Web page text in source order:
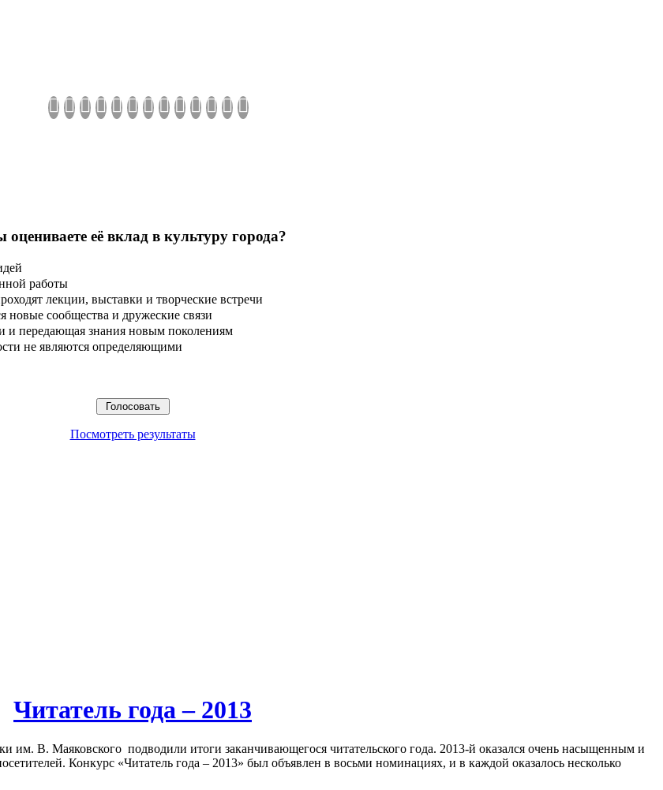
её вклад в культуру города?
работы
лекции, выставки и творческие встречи
новые сообщества и дружеские связи
и передающая знания новым поколениям
не являются определяющими
Посмотреть результаты
Читатель года – 2013
им. В. Маяковского подводили итоги заканчивающегося читательского года. 2013-й оказался очень насыщенным и
Конкурс «Читатель года – 2013» был объявлен в восьми номинациях, и в каждой оказалось несколько